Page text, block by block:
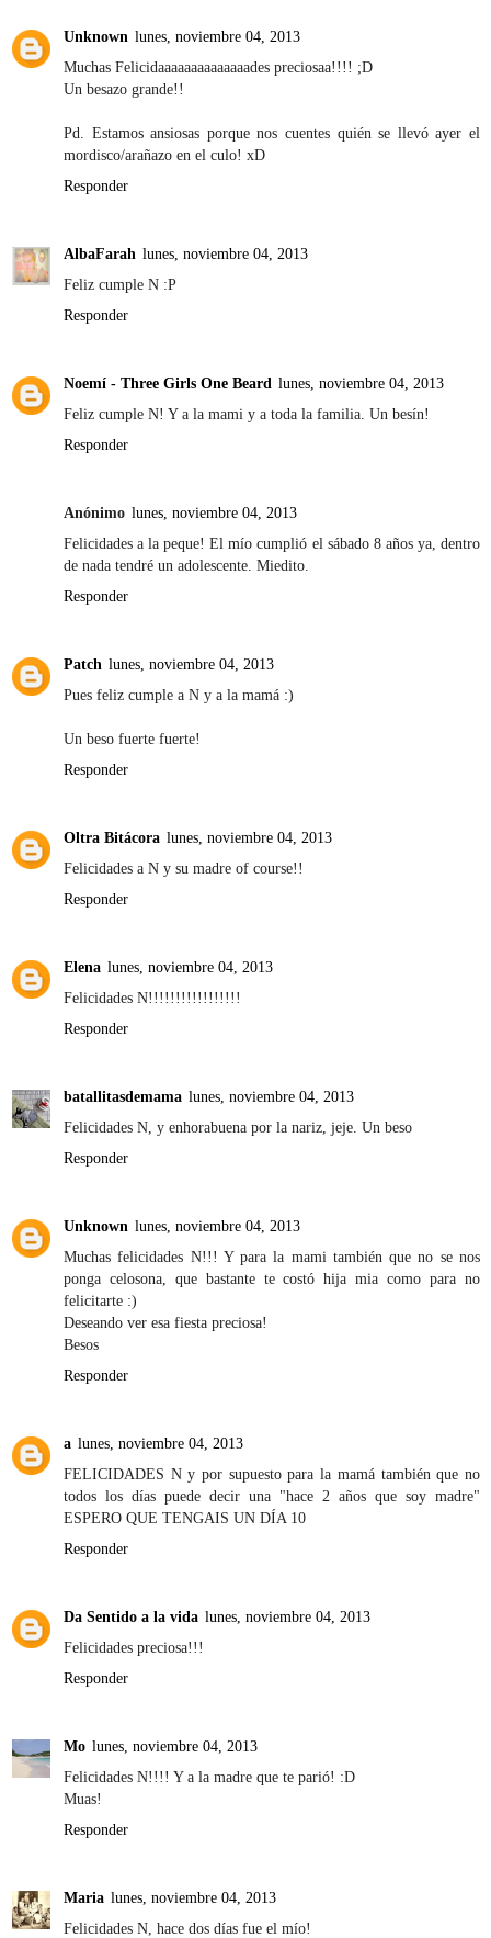
Unknown lunes, noviembre 04, 2013
Muchas Felicidaaaaaaaaaaaaaades preciosaa!!!! ;D
Un besazo grande!!
Pd. Estamos ansiosas porque nos cuentes quién se llevó ayer el
mordisco/arañazo en el culo! xD
Responder
AlbaFarah lunes, noviembre 04, 2013
Feliz cumple N :P
Responder
Noemí - Three Girls One Beard lunes, noviembre 04, 2013
Feliz cumple N! Y a la mami y a toda la familia. Un besín!
Responder
Anónimo lunes, noviembre 04, 2013
Felicidades a la peque! El mío cumplió el sábado 8 años ya, dentro
de nada tendré un adolescente. Miedito.
Responder
Patch lunes, noviembre 04, 2013
Pues feliz cumple a N y a la mamá :)
Un beso fuerte fuerte!
Responder
Oltra Bitácora lunes, noviembre 04, 2013
Felicidades a N y su madre of course!!
Responder
Elena lunes, noviembre 04, 2013
Felicidades N!!!!!!!!!!!!!!!!!
Responder
batallitasdemama lunes, noviembre 04, 2013
Felicidades N, y enhorabuena por la nariz, jeje. Un beso
Responder
Unknown lunes, noviembre 04, 2013
Muchas felicidades N!!! Y para la mami también que no se nos
ponga celosona, que bastante te costó hija mia como para no
felicitarte :)
Deseando ver esa fiesta preciosa!
Besos
Responder
a lunes, noviembre 04, 2013
FELICIDADES N y por supuesto para la mamá también que no
todos los días puede decir una "hace 2 años que soy madre"
ESPERO QUE TENGAIS UN DÍA 10
Responder
Da Sentido a la vida lunes, noviembre 04, 2013
Felicidades preciosa!!!
Responder
Mo lunes, noviembre 04, 2013
Felicidades N!!!! Y a la madre que te parió! :D
Muas!
Responder
Maria lunes, noviembre 04, 2013
Felicidades N, hace dos días fue el mío!